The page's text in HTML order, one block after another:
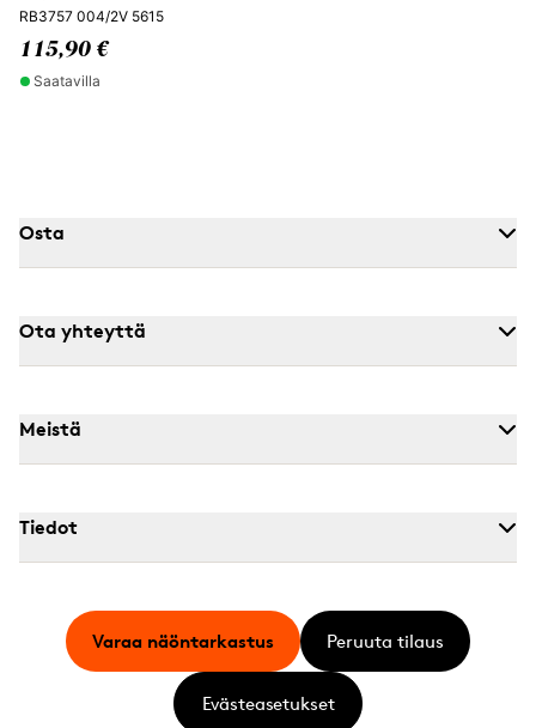
RB3757 004/2V 5615
115,90 €
Saatavilla
Osta
Ota yhteyttä
Meistä
Tiedot
Varaa näöntarkastus Peruuta tilaus
Evästeasetukset